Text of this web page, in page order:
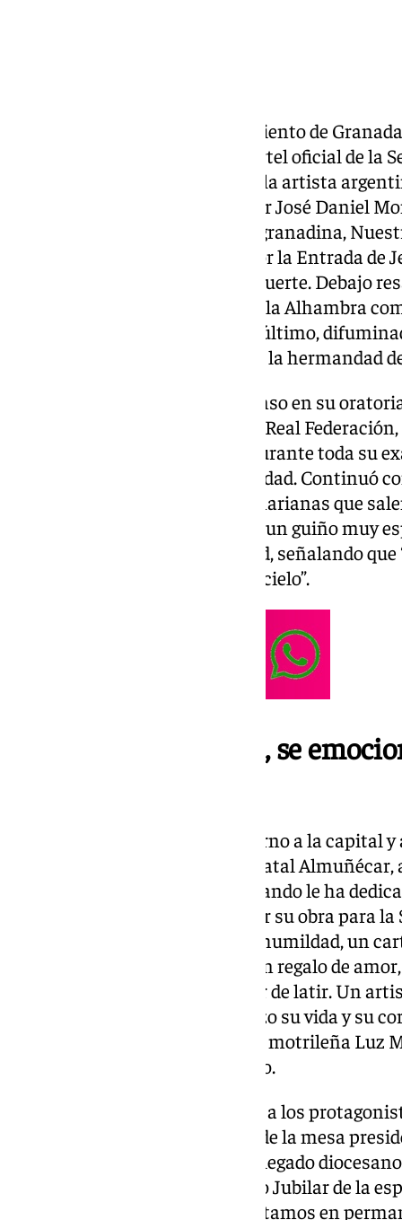
El salón de plenos del Ayuntamiento de
mañana la presentación del cartel oficial de la
trata de un óleo sobre lienzo de la artista
Juvel, que ha sido anunciado por José Daniel
imágenes de la semana mayor granadina,
primera instancia, escoltado por la Entrada de
Santísimo Cristo de la Buena Muerte. Debajo
y todos ellos, sobre el skyline de la Alhambra
incomparable de la ciudad. Por último,
artista ha reflejado los pasos de la hermandad
José Daniel Montoro, algo extenso en su
Ramos, vocal de protocolo de la Real
una prosa lírica, permanente durante toda su
cada uno de los barrios de la ciudad. Continuó
las advocaciones cristíferas y marianas que
penitencial cada año, haciendo un guiño muy
cofrades durante el aciago Covid, señalando
nosotros cuidándonos desde el cielo”.
La artista Carla Juvel, se
Toda la oratoria ha girado en torno a la capital
especial atención a su pueblo natal
más álgidos se ha producido cuando le ha
Juvel, unas palabras: “Al realizar su obra para
Carla siente alegría, emoción y humildad, un
su fervor, un sueño cumplido, un regalo de
para enamorar a todos sin dejar de latir. Un
emoción, poniendo en cada trazo su vida y su
presentaba el cartel, la pianista motrileña Luz
varias piezas musicales al piano.
Tras la entrega de los recuerdos a los
palabra el resto de integrantes de la mesa
consiliario de la federación y delegado
los presentes a disfrutar del año Jubilar de la
peregrinos de la esperanza, y estamos en